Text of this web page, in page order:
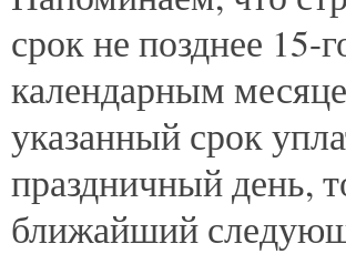
срок не позднее 15-
календарным
указанный срок
праздничный день,
ближайший